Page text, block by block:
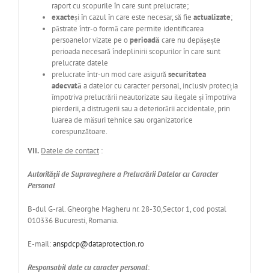
raport cu scopurile în care sunt prelucrate;
exacteși în cazul în care este necesar, să fie actualizate;
păstrate într-o formă care permite identificarea
persoanelor vizate pe operioadă care nu depășește
perioada necesară îndeplinirii scopurilor în care sunt
prelucrate datele
prelucrate într-un mod care asigurăsecuritatea
adecvată a datelor cu caracter personal, inclusiv protecția
împotriva prelucrării neautorizate sau ilegale și împotriva
pierderii, a distrugerii sau a deteriorării accidentale, prin
luarea de măsuri tehnice sau organizatorice
corespunzătoare.
VII. Datele de contact :
Autorității de Supraveghere a Prelucrării Datelor cu Caracter
Personal
B-dul G-ral. Gheorghe Magheru nr. 28-30,Sector 1, cod postal
010336 Bucuresti, Romania.
E-mail:anspdcp@dataprotection.ro
Responsabil date cu caracter personal: